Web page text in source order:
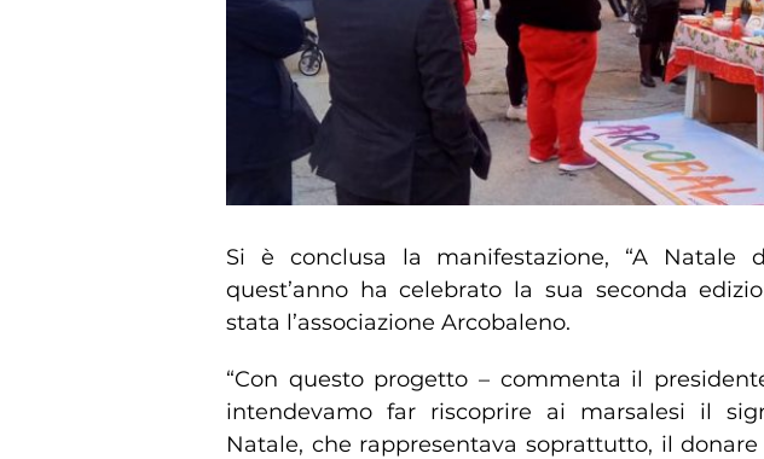
Si è conclusa la manifestazione, “A Natale
quest’anno ha celebrato la sua seconda
stata l’associazione Arcobaleno.
“Con questo progetto – commenta il
intendevamo far riscoprire ai marsalesi il
Natale, che rappresentava soprattutto, il